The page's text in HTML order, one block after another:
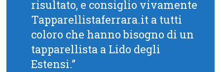
risultato, e consiglio vivamente
Tapparellistaferrara.it a tutti
coloro che hanno bisogno di un
tapparellista a Lido degli
Estensi.”